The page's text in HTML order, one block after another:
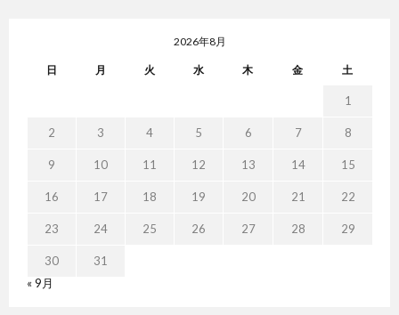
2026年8月
日 月 火 水 木 金 土
1
2 3 4 5 6 7 8
9 10 11 12 13 14 15
16 17 18 19 20 21 22
23 24 25 26 27 28 29
30
31
« 9月